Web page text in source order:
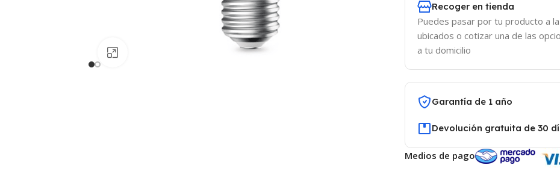
Recoger en tienda
Puedes pasar por tu producto a
ubicados o cotizar una de las
a tu domicilio
Garantía de 1 año
Devolución gratuita de 30
Medios de pago